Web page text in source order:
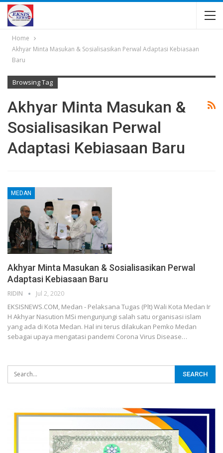
Home
Akhyar Minta Masukan & Sosialisasikan Perwal Adaptasi Kebiasaan
Baru
Browsing Tag
Akhyar Minta Masukan &
Sosialisasikan Perwal
Adaptasi Kebiasaan Baru
MEDAN
Akhyar Minta Masukan & Sosialisasikan Perwal
Adaptasi Kebiasaan Baru
RIDIN Jul 2, 2020
EKSISNEWS.COM, Medan - Pelaksana Tugas (Plt) Wali Kota Medan Ir
H Akhyar Nasution MSi mengunjungi salah satu organisasi islam
yang ada di Kota Medan. Hal ini terus dilakukan Pemko Medan
sebagai upaya mengatasi pandemi Corona Virus Disease…